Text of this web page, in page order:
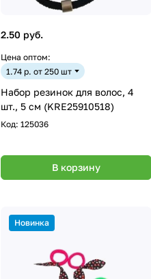
2.50 руб.
Цена оптом:
1.74 р. от 250 шт
Набор резинок для волос, 4
шт., 5 см (KRE25910518)
Код: 125036
В корзину
Новинка